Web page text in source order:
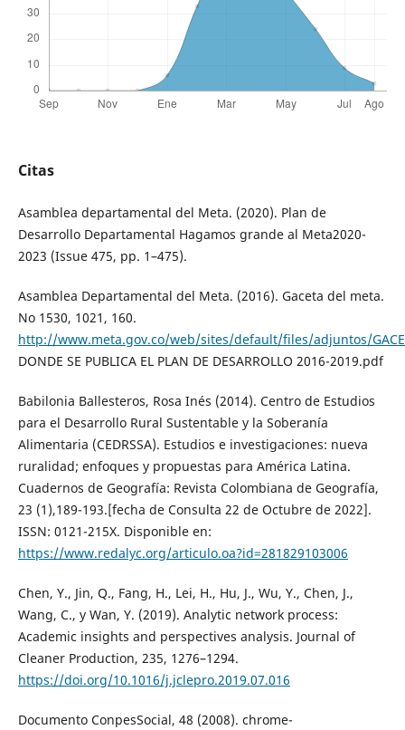
Citas
Asamblea departamental del Meta. (2020). Plan de
Desarrollo Departamental Hagamos grande al Meta2020-
2023 (Issue 475, pp. 1–475).
Asamblea Departamental del Meta. (2016). Gaceta del meta.
No 1530, 1021, 160.
http://www.meta.gov.co/web/sites/default/files/adjuntos/
DONDE SE PUBLICA EL PLAN DE DESARROLLO 2016-2019.pdf
Babilonia Ballesteros, Rosa Inés (2014). Centro de Estudios
para el Desarrollo Rural Sustentable y la Soberanía
Alimentaria (CEDRSSA). Estudios e investigaciones: nueva
ruralidad; enfoques y propuestas para América Latina.
Cuadernos de Geografía: Revista Colombiana de Geografía,
23 (1),189-193.[fecha de Consulta 22 de Octubre de 2022].
ISSN: 0121-215X. Disponible en:
https://www.redalyc.org/articulo.oa?id=281829103006
Chen, Y., Jin, Q., Fang, H., Lei, H., Hu, J., Wu, Y., Chen, J.,
Wang, C., y Wan, Y. (2019). Analytic network process:
Academic insights and perspectives analysis. Journal of
Cleaner Production, 235, 1276–1294.
https://doi.org/10.1016/j.jclepro.2019.07.016
Documento ConpesSocial, 48 (2008). chrome-